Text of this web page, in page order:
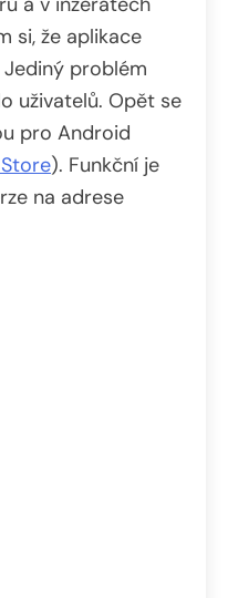
si, že aplikace
problém
uživatelů. Opět se
pro Android
). Funkční je
na adrese